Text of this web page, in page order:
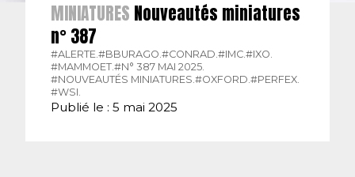
MINIATURES Nouveautés miniatures
n° 387
#ALERTE.#BBURAGO.#CONRAD.#IMC.#IXO.
#MAMMOET.#N° 387 MAI 2025.
#NOUVEAUTÉS MINIATURES.#OXFORD.#PERFEX.
#WSI.
Publié le : 5 mai 2025